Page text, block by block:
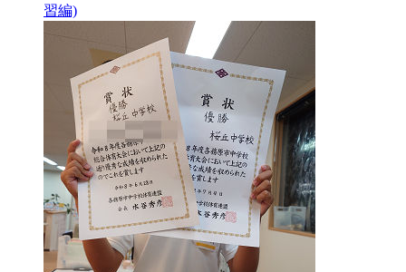
習編)